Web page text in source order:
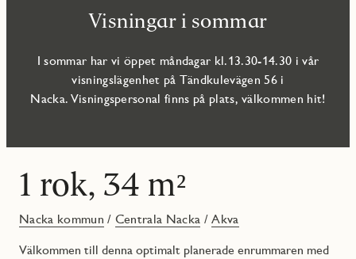
Visningar i sommar
I sommar har vi öppet måndagar kl.13.30-14.30 i vår
visningslägenhet på Tändkulevägen 56 i
Nacka. Visningspersonal finns på plats, välkommen hit!
1 rok, 34 m²
Nacka kommun / Centrala Nacka /Akva
Välkommen till denna optimalt planerade enrummaren med